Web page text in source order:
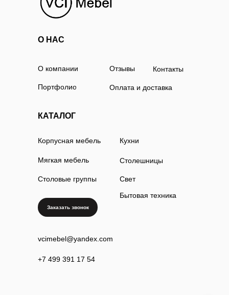
О компании
О НАС
КАТАЛОГ
Портфолио
Контакты
Отзывы
Корпусная мебель
Оплата и доставка
Мягкая мебель
Столовые группы
vcimebel@yandex.com
+7 499 391 17 54
Кухни
Столешницы
Свет
Бытовая техника
Заказать звонок